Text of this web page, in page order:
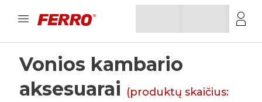
Vonios kambario
aksesuarai (produktų skaičius: